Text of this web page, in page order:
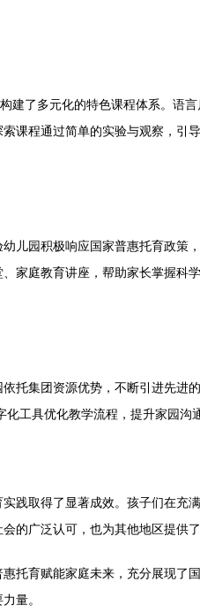
建了多元化的特色课程体系。
课程通过简单的实验与观察，
儿园积极响应国家普惠托育政
家庭教育讲座，帮助家长掌握
托集团资源优势，不断引进先
工具优化教学流程，提升家园沟
践取得了显著成效。孩子们在充
的广泛认可，也为其他地区提供
托育赋能家庭未来，充分展现
量。